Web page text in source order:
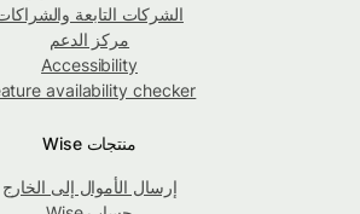
الشركات التابعة والشراكات
مركز الدعم
Accessibility
Feature availability checker
منتجات Wise
إرسال الأموال إلى الخارج